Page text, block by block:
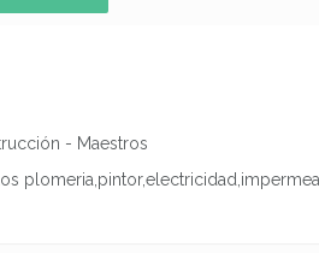
- Maestros